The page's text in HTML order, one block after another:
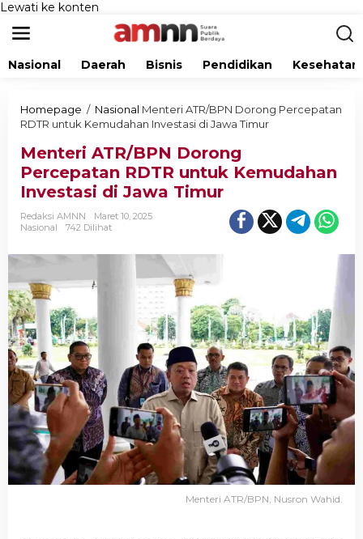
Lewati ke konten
Nasional Daerah Bisnis Pendidikan Kesehatan
Homepage / Nasional Menteri ATR/BPN Dorong Percepatan
RDTR untuk Kemudahan Investasi di Jawa Timur
Menteri ATR/BPN Dorong
Percepatan RDTR untuk Kemudahan
Investasi di Jawa Timur
Redaksi AMNN
Maret 10, 2025
Nasional
742 Dilihat
Menteri ATR/BPN, Nusron Wahid.